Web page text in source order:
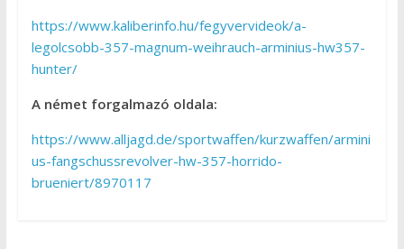
https://www.kaliberinfo.hu/fegyvervideok/a-
legolcsobb-357-magnum-weihrauch-arminius-hw357-
hunter/
A német forgalmazó oldala:
https://www.alljagd.de/sportwaffen/kurzwaffen/armini
us-fangschussrevolver-hw-357-horrido-
brueniert/8970117